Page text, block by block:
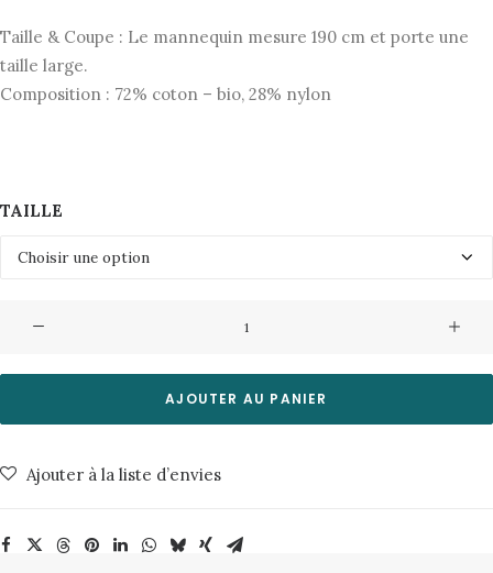
Taille & Coupe : Le mannequin mesure 190 cm et porte une
taille large.
Composition : 72% coton – bio, 28% nylon
TAILLE
Veste
9809-
Asparagus
AJOUTER AU PANIER
Ajouter à la liste d’envies